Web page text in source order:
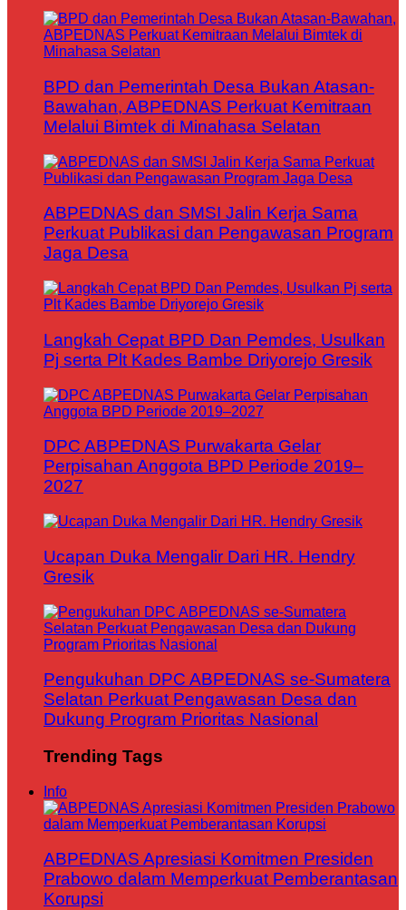
BPD dan Pemerintah Desa Bukan Atasan-
Bawahan, ABPEDNAS Perkuat Kemitraan
Melalui Bimtek di Minahasa Selatan
ABPEDNAS dan SMSI Jalin Kerja Sama
Perkuat Publikasi dan Pengawasan Program
Jaga Desa
Langkah Cepat BPD Dan Pemdes, Usulkan
Pj serta Plt Kades Bambe Driyorejo Gresik
DPC ABPEDNAS Purwakarta Gelar
Perpisahan Anggota BPD Periode 2019–
2027
Ucapan Duka Mengalir Dari HR. Hendry
Gresik
Pengukuhan DPC ABPEDNAS se-Sumatera
Selatan Perkuat Pengawasan Desa dan
Dukung Program Prioritas Nasional
Trending Tags
Info
ABPEDNAS Apresiasi Komitmen Presiden
Prabowo dalam Memperkuat Pemberantasan
Korupsi